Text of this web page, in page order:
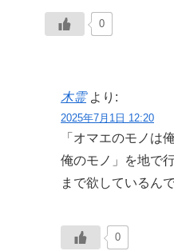
0
木霊 より:
2025年7月1日 12:20
「オマエのモノは
俺のモノ」を地で
まで欲しているん
0